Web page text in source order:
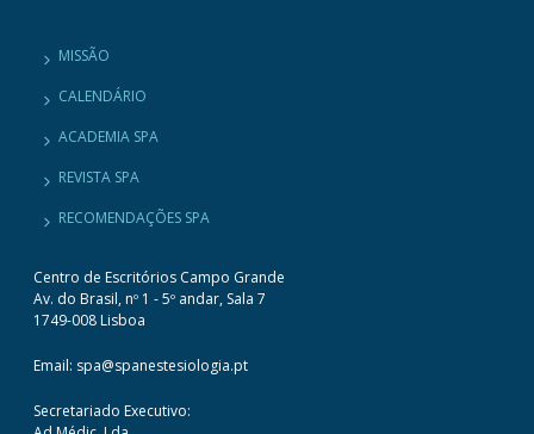
MISSÃO
CALENDÁRIO
ACADEMIA SPA
REVISTA SPA
RECOMENDAÇÕES SPA
Centro de Escritórios Campo Grande
Av. do Brasil, nº 1 - 5º andar, Sala 7
1749-008 Lisboa
Email: spa@spanestesiologia.pt
Secretariado Executivo: